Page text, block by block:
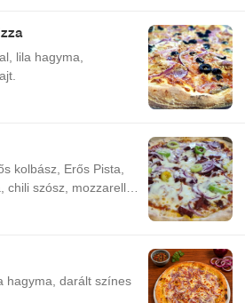
lila hagyma,
kolbász, Erős Pista,
chili szósz, mozzarella
hagyma, darált színes